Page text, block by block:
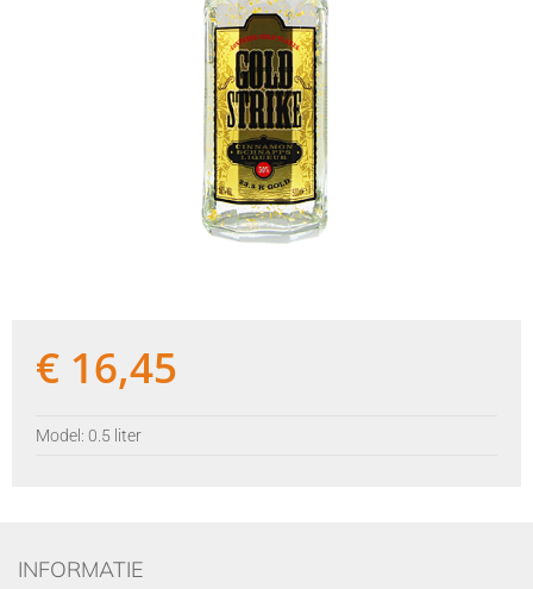
€ 16,45
Model: 0.5 liter
INFORMATIE